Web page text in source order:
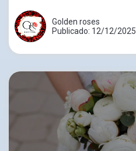
Golden roses
Publicado: 12/12/2025